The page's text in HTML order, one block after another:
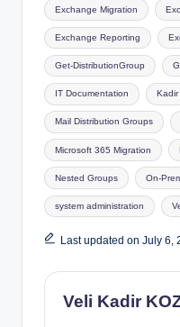
Exchange Migration
Exchange Reporting
Get-DistributionGroup
IT Documentation Kadir
Mail Distribution Groups
Microsoft 365 Migration
Nested Groups On-
system administration
Last updated on July 6,
Veli Kadir